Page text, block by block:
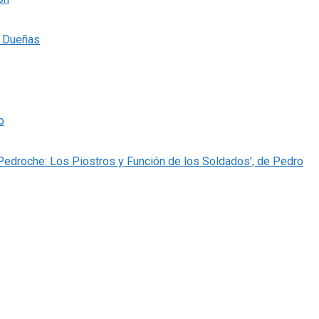
Los Piostros y Función de los Soldados', de Pedro